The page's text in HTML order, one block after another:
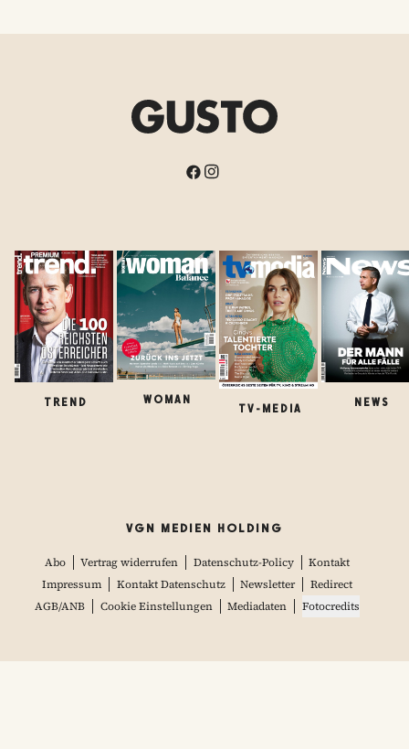
TREND WOMAN
TV-MEDIA
NEWS
VGN MEDIEN HOLDING
Abo Vertrag widerrufen Datenschutz-Policy
Kontakt
Impressum
Kontakt Datenschutz Newsletter
Redirect
AGB/ANB
Cookie Einstellungen Mediadaten Fotocredits